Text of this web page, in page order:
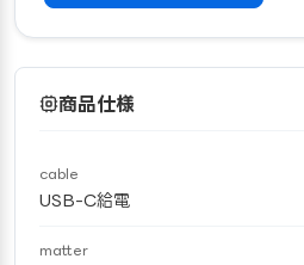
商品仕様
cable
USB-C給電
matter